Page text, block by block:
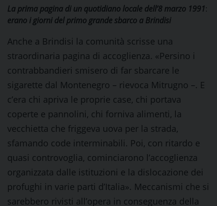
La prima pagina di un quotidiano locale dell’8 marzo 1991:
erano i giorni del primo grande sbarco a Brindisi
Anche a Brindisi la comunità scrisse una
straordinaria pagina di accoglienza. «Persino i
contrabbandieri smisero di far sbarcare le
sigarette dal Montenegro – rievoca Mitrugno –. E
c’era chi apriva le proprie case, chi portava
coperte e pannolini, chi forniva alimenti, la
vecchietta che friggeva uova per la strada,
sfamando code interminabili. Poi, con ritardo e
quasi controvoglia, cominciarono l’accoglienza
organizzata dalle istituzioni e la dislocazione dei
profughi in varie parti d’Italia». Meccanismi che si
sarebbero rivisti all’opera in conseguenza della